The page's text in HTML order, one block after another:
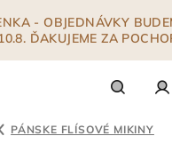
- OBJEDNÁVKY
ĎAKUJEME ZA
PÁNSKE FLÍSOVÉ MIKINY